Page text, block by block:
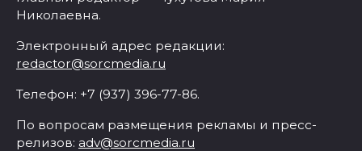
Николаевна.
Электронный адрес редакции:
redactor@sorcmedia.ru
Телефон: +7 (937) 396-77-86.
По вопросам размещения рекламы и пресс-
релизов: adv@sorcmedia.ru